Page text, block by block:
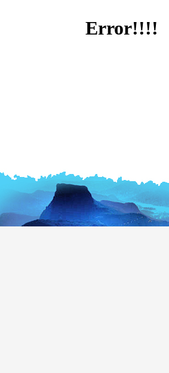
Error!!!!